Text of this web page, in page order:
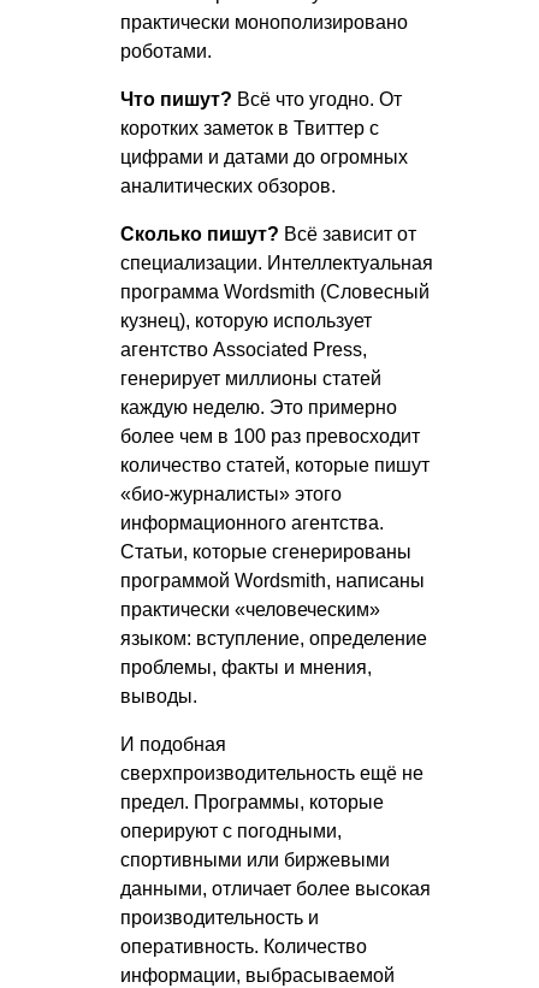
практически монополизировано
роботами.
Что пишут? Всё что угодно. От
коротких заметок в Твиттер с
цифрами и датами до огромных
аналитических обзоров.
Сколько пишут? Всё зависит от
специализации. Интеллектуальная
программа Wordsmith (Словесный
кузнец), которую использует
агентство Associated Press,
генерирует миллионы статей
каждую неделю. Это примерно
более чем в 100 раз превосходит
количество статей, которые пишут
«био-журналисты» этого
информационного агентства.
Статьи, которые сгенерированы
программой Wordsmith, написаны
практически «человеческим»
языком: вступление, определение
проблемы, факты и мнения,
выводы.
И подобная
сверхпроизводительность ещё не
предел. Программы, которые
оперируют с погодными,
спортивными или биржевыми
данными, отличает более высокая
производительность и
оперативность. Количество
информации, выбрасываемой